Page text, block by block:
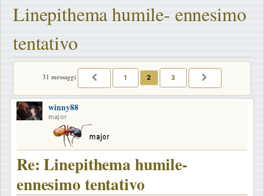
Linepithema humile- ennesimo
tentativo
31 messaggi PRECEDENTE
1 2 3
winny88
major
Re: Linepithema humile-
ennesimo tentativo